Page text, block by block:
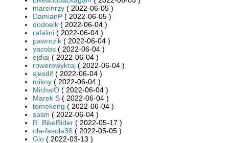
marcinrzy ( 2022-06-05 )
DamianP ( 2022-06-05 )
dodoelk ( 2022-06-04 )
rafalini ( 2022-06-04 )
pawrozik ( 2022-06-04 )
yacobs ( 2022-06-04 )
ejdiaj ( 2022-06-04 )
rowerowykraj ( 2022-06-04 )
sjesdif ( 2022-06-04 )
mikoy ( 2022-06-04 )
MichalO ( 2022-06-04 )
Marek S ( 2022-06-04 )
tomekeng ( 2022-06-04 )
sasin ( 2022-06-04 )
R. BikeRider ( 2022-05-17 )
ola-fasola36 ( 2022-05-05 )
Gio ( 2022-03-13 )